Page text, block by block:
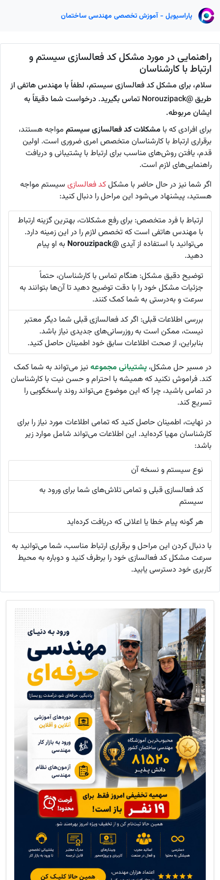
پاراسیویل - آموزش تخصصی مهندسی ساختمان
راهنمایی در مورد مشکل کد فعالسازی سیستم و
ارتباط با کارشناسان
سلام، برای مشکل کد فعالسازی سیستم، لطفاً با مهندس هاتفی از
طریق @Norouzipack تماس بگیرید. درخواست شما دقیقاً به
ایشان مربوطه.
برای افرادی که با مشکلات کد فعالسازی سیستم مواجه هستند،
برقراری ارتباط با کارشناسان متخصص امری ضروری است. اولین
قدم، یافتن روش‌های مناسب برای ارتباط با پشتیبانی و دریافت
راهنمایی‌های لازم است.
اگر شما نیز در حال حاضر با مشکلکد فعالسازی سیستم مواجه
هستید، پیشنهاد می‌شود این مراحل را دنبال کنید:
ارتباط با فرد متخصص: برای رفع مشکلات، بهترین گزینه ارتباط
با مهندس هاتفی است که تخصص لازم را در این زمینه دارد.
می‌توانید با استفاده از آیدی@Norouzipack
به او پیام
دهید.
توضیح دقیق مشکل: هنگام تماس با کارشناسان، حتماً
جزئیات مشکل خود را با دقت توضیح دهید تا آن‌ها بتوانند به
سرعت و به‌درستی به شما کمک کنند.
بررسی اطلاعات قبلی: اگر کد فعالسازی قبلی شما دیگر معتبر
نیست، ممکن است به روزرسانی‌های جدیدی نیاز باشد.
بنابراین، از صحت اطلاعات سابق خود اطمینان حاصل کنید.
در مسیر حل مشکل، پشتیبانی مجموعه نیز می‌تواند به شما کمک
کند. فراموش نکنید که همیشه با احترام و حسن نیت با کارشناسان
در تماس باشید، چرا که این موضوع می‌تواند روند پاسخگویی را
تسریع کند.
در نهایت، اطمینان حاصل کنید که تمامی اطلاعات مورد نیاز را برای
کارشناسان مهیا کرده‌اید. این اطلاعات می‌تواند شامل موارد زیر
باشد:
نوع سیستم و نسخه آن
کد فعالسازی قبلی و تمامی تلاش‌های شما برای ورود به
سیستم
هر گونه پیام خطا یا اعلانی که دریافت کرده‌اید
با دنبال کردن این مراحل و برقراری ارتباط مناسب، شما می‌توانید به
سرعت مشکل کد فعالسازی خود را برطرف کنید و دوباره به محیط
کاربری خود دسترسی یابید.